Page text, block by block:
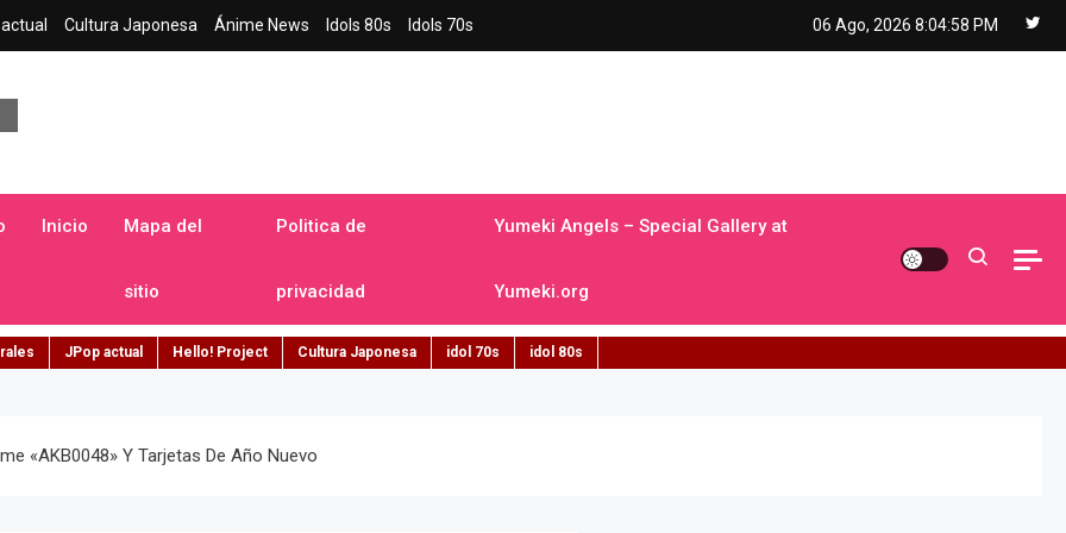
Cultura Japonesa Ánime News Idols 80s Idols 70s 06 Ago, 2026 8:05:00 PM
Inicio Mapa del
sitio
Politica de
privacidad
Yumeki Angels – Special Gallery at
Yumeki.org
JPop actual Hello! Project Cultura Japonesa idol 70s idol 80s
«AKB0048» Y Tarjetas De Año Nuevo